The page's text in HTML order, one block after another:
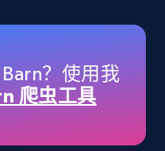
Initial
count, and
立即开始
？使用我
爬虫工具